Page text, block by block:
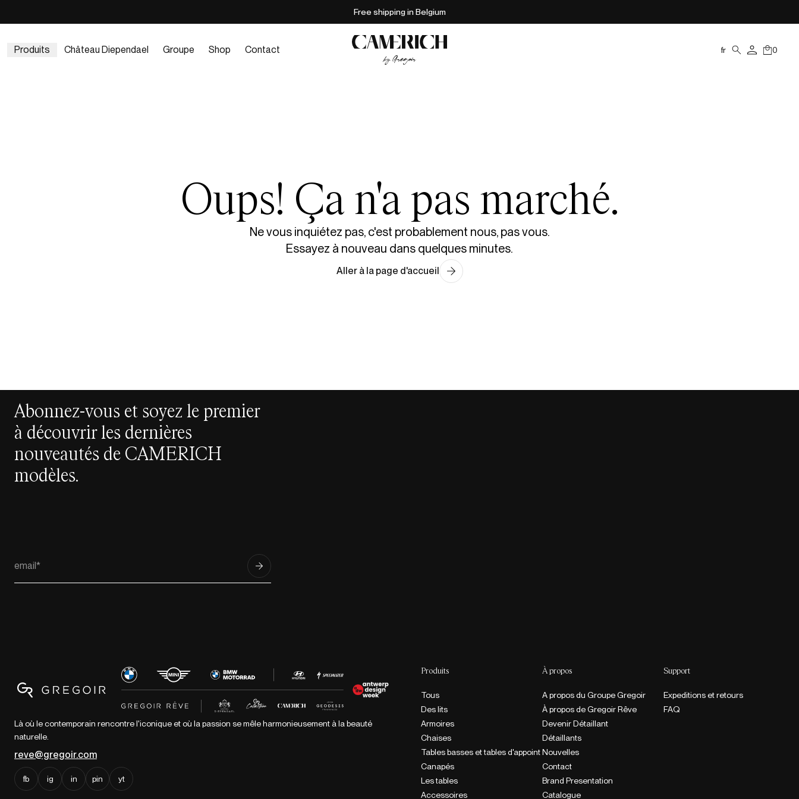
Free shipping in Belgium
Produits Château Diependael Groupe Shop Contact fr 0
Oups! Ça n'a pas marché.
Ne vous inquiétez pas, c'est probablement nous, pas vous.
Essayez à nouveau dans quelques minutes.
Aller à la page d'accueil
Abonnez-vous et soyez le premier
à découvrir les dernières
nouveautés de CAMERICH
modèles.
Là où le contemporain rencontre l'iconique et où la passion se mêle harmonieusement à la beauté
naturelle.
reve@gregoir.com
fb ig in pin yt
Produits
Tous
Des lits
Armoires
Chaises
Tables basses et tables d'appoint
Canapés
Les tables
Accessoires
À propos
A propos du Groupe Gregoir
À propos de Gregoir Rêve
Devenir Détaillant
Détaillants
Nouvelles
Contact
Brand Presentation
Catalogue
Support
Expeditions et retours
FAQ